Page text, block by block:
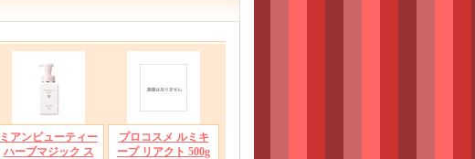
ミアンビューティー
ハーブマジック ス
プロコスメ ルミキ
ープ リアクト 500g